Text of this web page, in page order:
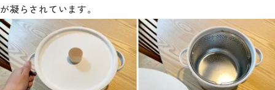
が凝らされています。